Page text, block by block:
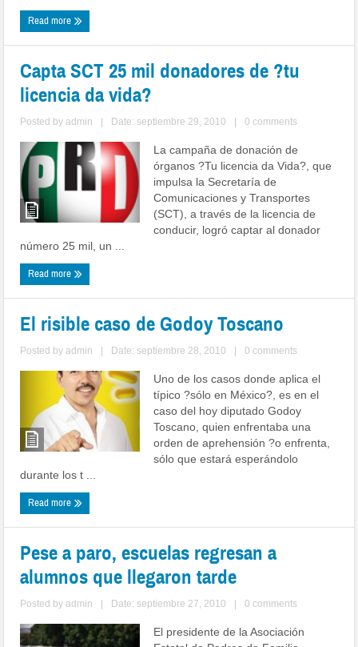
Read more
Capta SCT 25 mil donadores de ?tu
licencia da vida?
Posted byadmin Date: septiembre 29, 2010 0 comments
La campaña de donación de
órganos ?Tu licencia da Vida?, que
impulsa la Secretaría de
Comunicaciones y Transportes
(SCT), a través de la licencia de
conducir, logró captar al donador
número 25 mil, un ...
Read more
El risible caso de Godoy Toscano
Posted byadmin Date: septiembre 28, 2010 0 comments
Uno de los casos donde aplica el
típico ?sólo en México?, es en el
caso del hoy diputado Godoy
Toscano, quien enfrentaba una
orden de aprehensión ?o enfrenta,
sólo que estará esperándolo
durante los t ...
Read more
Pese a paro, escuelas regresan a
alumnos que llegaron tarde
Posted byadmin Date: septiembre 27, 2010 0 comments
El presidente de la Asociación